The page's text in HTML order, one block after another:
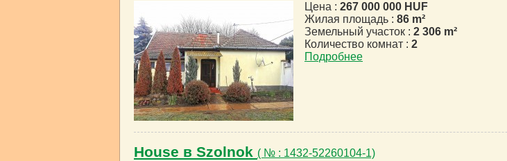
Цена : 267 000 000 HUF
Жилая площадь : 86 m²
Земельный участок : 2 306 m²
Количество комнат : 2
Подробнее
House в Szolnok ( № : 1432-52260104-1)